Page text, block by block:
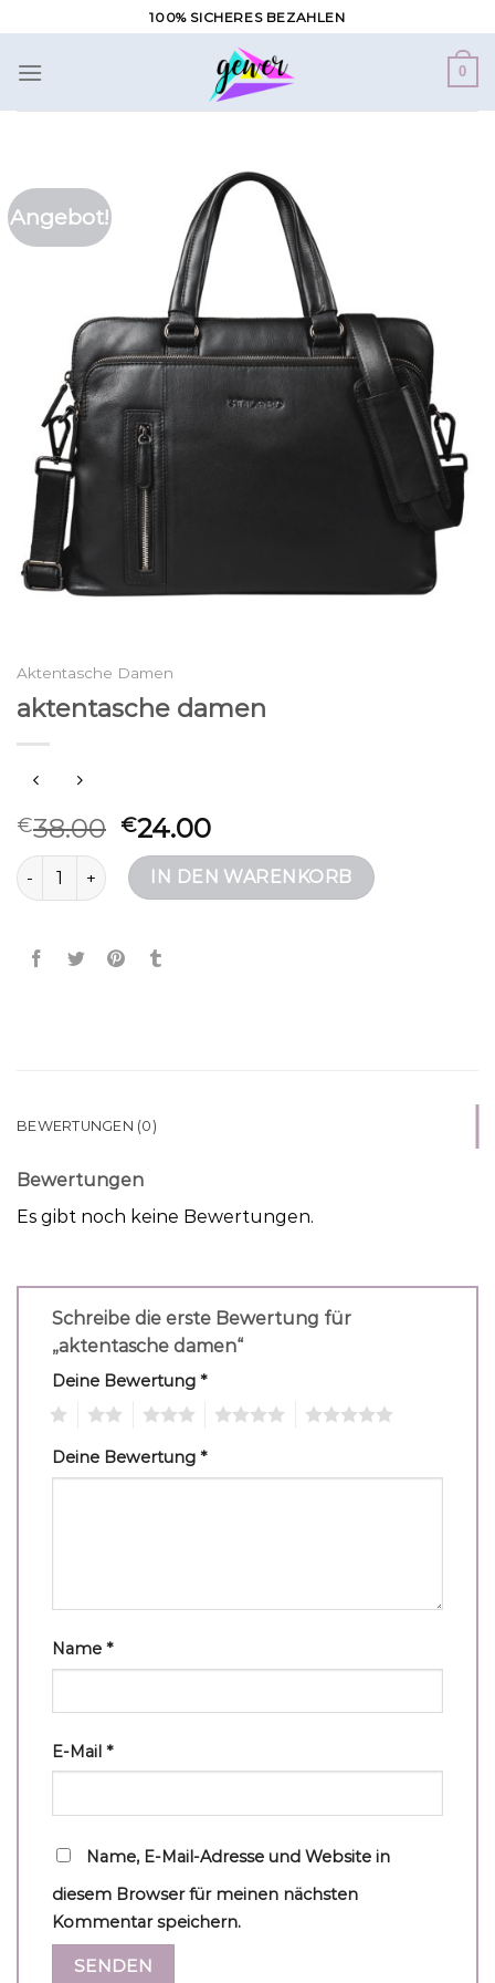
Inhalt
springen
100% SICHERES BEZAHLEN
0
Angebot!
Aktentasche Damen
aktentasche damen
€38.00 €24.00
aktentasche damen MengeIN DEN WARENKORB
BEWERTUNGEN (0)
Bewertungen
Es gibt noch keine Bewertungen.
Schreibe die erste Bewertung für
„aktentasche damen“
Deine Bewertung *
Deine Bewertung *
Name *
E-Mail *
Name, E-Mail-Adresse und Website in
diesem Browser für meinen nächsten
Kommentar speichern.